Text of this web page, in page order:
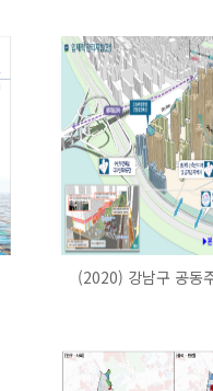
(2020) 강남구 공동